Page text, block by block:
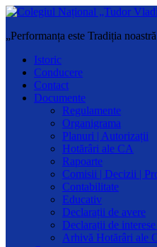
„Performanța este Tradiția
Istoric
Conducere
Contact
Documente
Regulamente
Organigrama
Planuri | Autorizații
Hotărâri ale CA
Rapoarte
Comisii | Decizii |
Contabilitate
Educativ
Declarații de avere
Declarații de
Arhivă Hotărâri ale